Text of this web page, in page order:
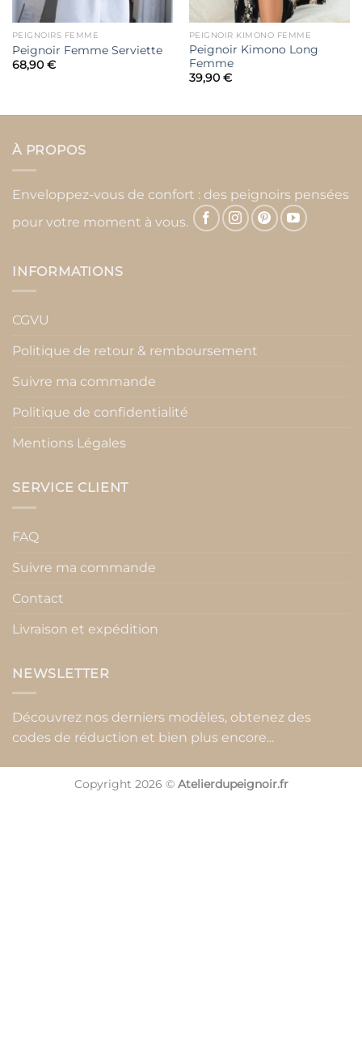
PEIGNOIRS FEMME
Peignoir Femme Serviette
68,90 €
PEIGNOIR KIMONO FEMME
Peignoir Kimono Long
Femme
39,90 €
À PROPOS
Enveloppez-vous de confort : des peignoirs pensées
pour votre moment à vous.
INFORMATIONS
CGVU
Politique de retour & remboursement
Suivre ma commande
Politique de confidentialité
Mentions Légales
SERVICE CLIENT
FAQ
Suivre ma commande
Contact
Livraison et expédition
NEWSLETTER
Découvrez nos derniers modèles, obtenez des
codes de réduction et bien plus encore...
Copyright 2026 © Atelierdupeignoir.fr